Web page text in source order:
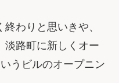
わりと思いきや、
淡路町に新しくオー
うビルのオープニン